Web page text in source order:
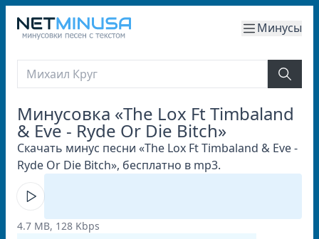
Минусы
Минусовка «The Lox Ft Timbaland
& Eve - Ryde Or Die Bitch»
Скачать минус песни «The Lox Ft Timbaland & Eve -
Ryde Or Die Bitch», бесплатно в mp3.
4.7 MB, 128 Kbps